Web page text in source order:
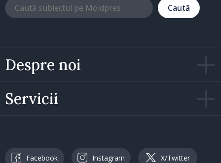
Despre noi
Servicii
Caută
Facebook Instagram X/Twitter